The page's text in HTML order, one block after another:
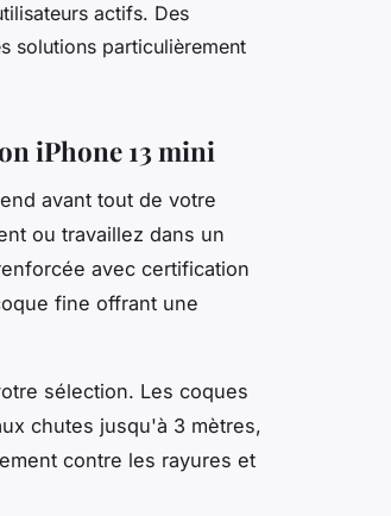
actifs. Des
solutions particulièrement
iPhone 13 mini
avant tout de votre
ou travaillez dans un
avec certification
fine offrant une
sélection. Les coques
chutes jusqu'à 3 mètres,
contre les rayures et